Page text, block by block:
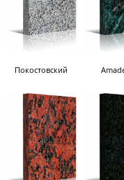
Покостовский